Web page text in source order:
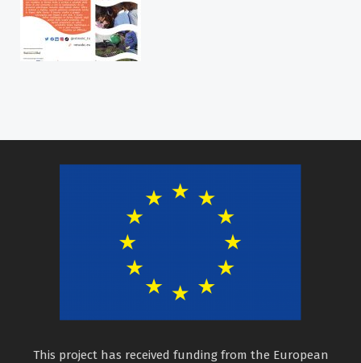
This project has received funding from the European